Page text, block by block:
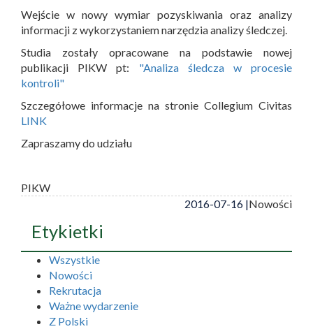
Wejście w nowy wymiar pozyskiwania oraz analizy
informacji z wykorzystaniem narzędzia analizy śledczej.
Studia zostały opracowane na podstawie nowej
publikacji PIKW pt: "Analiza śledcza w procesie
kontroli"
Szczegółowe informacje na stronie Collegium Civitas
LINK
Zapraszamy do udziału
PIKW
2016-07-16 |Nowości
Etykietki
Wszystkie
Nowości
Rekrutacja
Ważne wydarzenie
Z Polski